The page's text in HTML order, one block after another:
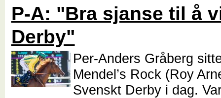
P-A: "Bra sjanse til å
Derby"
Per-Anders Gråberg
Mendel’s Rock (Roy
Svenskt Derby i dag.